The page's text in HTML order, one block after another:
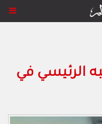
الرئيسي في